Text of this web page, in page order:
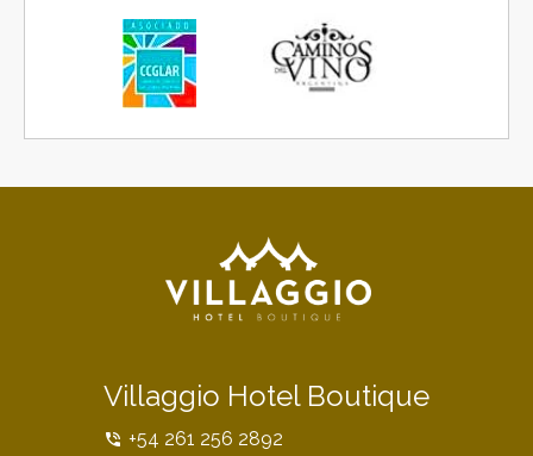
Villaggio Hotel Boutique
+54 261 256 2892